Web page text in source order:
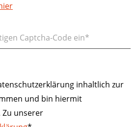
inhaltlich zur
und bin hiermit
Zu unserer